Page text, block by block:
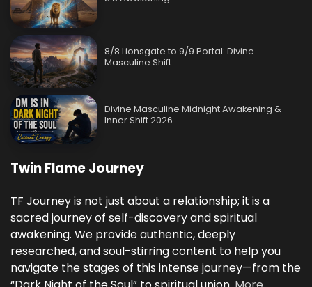
8/8 Lionsgate to 9/9 Portal: Divine
Masculine Shift
Divine Masculine Midnight Awakening &
Inner Shift 2026
Twin Flame Journey
TF Journey is not just about a relationship; it is a
sacred journey of self-discovery and spiritual
awakening. We provide authentic, deeply
researched, and soul-stirring content to help you
navigate the stages of this intense journey—from the